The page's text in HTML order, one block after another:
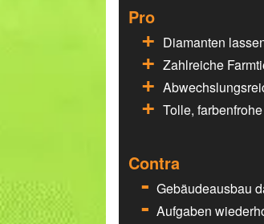
Pro
Diamanten
Zahlreiche
Tolle,
Contra
Gebäudeausbau
Aufgaben